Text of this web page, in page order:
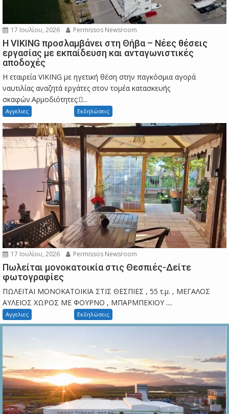
17 Ιουλίου, 2026 Permissos Newsroom
Η VIKING προσλαμβάνει στη Θήβα – Νέες θέσεις
εργασίας με εκπαίδευση και ανταγωνιστικές
αποδοχές
Η εταιρεία VIKING με ηγετική θέση στην παγκόσμια αγορά
ναυτιλίας αναζητά εργάτες στον τομέα κατασκευής
σκαφών.Αρμοδιότητες:...
Αγγελιες Εκδηλώσεις
17 Ιουλίου, 2026 Permissos Newsroom
Πωλείται μονοκατοικία στις Θεσπιές-Δείτε
φωτογραφίες
ΠΩΛΕΙΤΑΙ ΜΟΝΟΚΑΤΟΙΚΙΑ ΣΤΙΣ ΘΕΣΠΙΕΣ , 55 τ.μ. , ΜΕΓΑΛΟΣ
ΑΥΛΕΙΟΣ ΧΩΡΟΣ ΜΕ ΦΟΥΡΝΟ , ΜΠΑΡΜΠΕΚΙΟΥ ....
Αγγελιες Εκδηλώσεις